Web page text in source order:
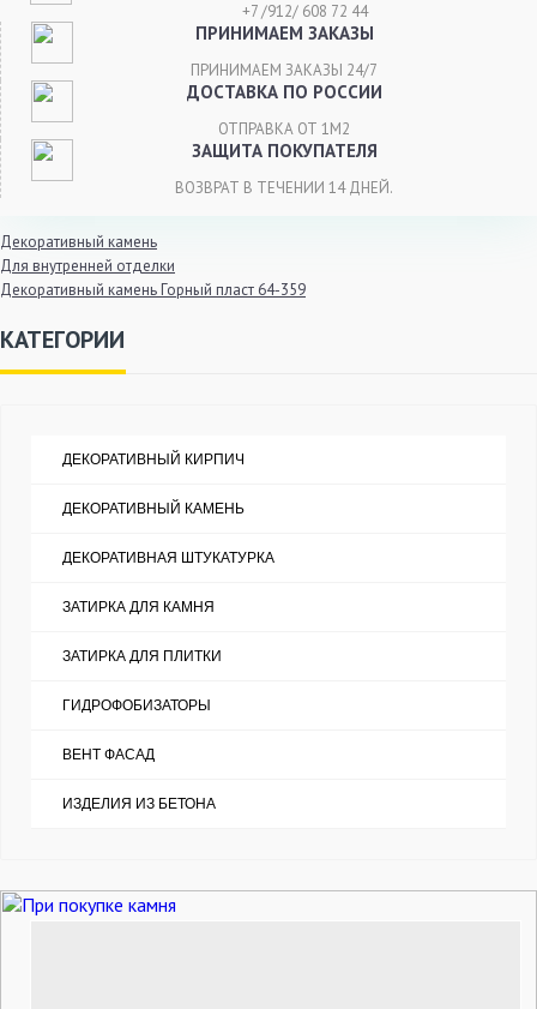
+7 /912/ 608 72 44
ПРИНИМАЕМ ЗАКАЗЫ
ПРИНИМАЕМ ЗАКАЗЫ 24/7
ДОСТАВКА ПО РОССИИ
ОТПРАВКА ОТ 1М2
ЗАЩИТА ПОКУПАТЕЛЯ
ВОЗВРАТ В ТЕЧЕНИИ 14 ДНЕЙ.
Декоративный камень
Для внутренней отделки
Декоративный камень Горный пласт 64-359
КАТЕГОРИИ
ДЕКОРАТИВНЫЙ КИРПИЧ
ДЕКОРАТИВНЫЙ КАМЕНЬ
ДЕКОРАТИВНАЯ ШТУКАТУРКА
ЗАТИРКА ДЛЯ КАМНЯ
ЗАТИРКА ДЛЯ ПЛИТКИ
ГИДРОФОБИЗАТОРЫ
ВЕНТ ФАСАД
ИЗДЕЛИЯ ИЗ БЕТОНА